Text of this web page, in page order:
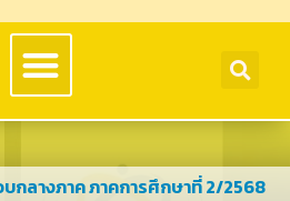
กลางภาค ภาคการศึกษาที่ 2/2568